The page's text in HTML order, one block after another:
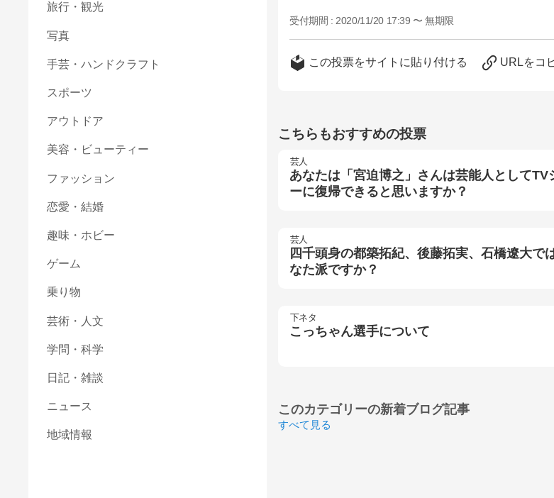
受付期間 : 2020/11/20 17:39 〜 無期限
この投票をサイトに貼り付ける URLをコ
こちらもおすすめの投票
芸人
あなたは「宮迫博之」さんは芸能人としてTV
ーに復帰できると思いますか？
芸人
四千頭身の都築拓紀、後藤拓実、石橋遼大で
なた派ですか？
下ネタ
こっちゃん選手について
このカテゴリーの新着ブログ記事
すべて見る
旅行・観光
写真
手芸・ハンドクラフト
スポーツ
アウトドア
美容・ビューティー
ファッション
恋愛・結婚
趣味・ホビー
ゲーム
乗り物
芸術・人文
学問・科学
日記・雑談
ニュース
地域情報